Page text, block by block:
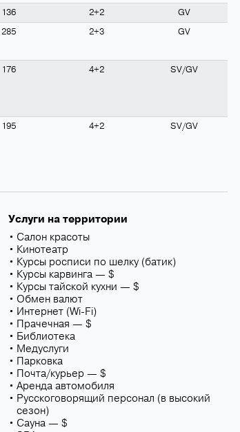
136 2+2
GV
285 2+3 GV
176 4+2 SV/GV
195 4+2 SV/GV
Услуги на территории
Салон красоты
Кинотеатр
Курсы росписи по шелку (батик)
Курсы карвинга — $
Курсы тайской кухни — $
Обмен валют
Интернет (Wi-Fi)
Прачечная — $
Библиотека
Медуслуги
Парковка
Почта/курьер — $
Аренда автомобиля
Русскоговорящий персонал (в высокий
сезон)
Сауна — $